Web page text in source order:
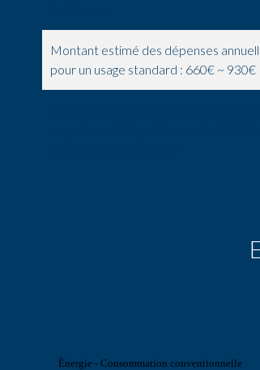
Montant estimé des dépenses
pour un usage standard : 660€ ~ 930€
Énergie - Consommation conventionnelle